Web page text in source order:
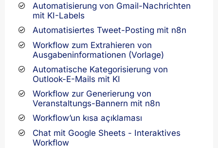
Automatisierung von Gmail-Nachrichten
mit KI-Labels
Automatisiertes Tweet-Posting mit n8n
Workflow zum Extrahieren von
Ausgabeninformationen (Vorlage)
Automatische Kategorisierung von
Outlook-E-Mails mit KI
Workflow zur Generierung von
Veranstaltungs-Bannern mit n8n
Workflow’un kısa açıklaması
Chat mit Google Sheets - Interaktives
Workflow